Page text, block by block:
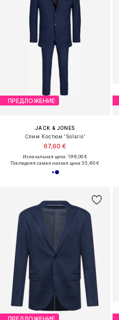
ПРЕДЛОЖЕНИЕ
JACK & JONES
Слим Костюм 'Solaris'
67,60 €
Изначальная цена: 199,00 €
Последняя самая низкая цена:55,60 €